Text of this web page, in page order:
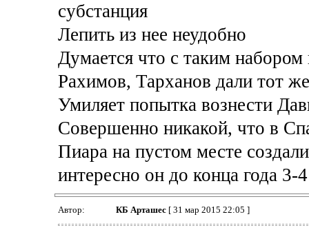
субстанция
Лепить из нее неудобно
Думается что с таким
Рахимов, Тарханов дали тот же
Умиляет попытка вознести
Совершенно никакой, что в
Пиара на пустом месте
интересно он до конца года
Автор: КБ Арташес[ 31 мар 2015 22:05 ]